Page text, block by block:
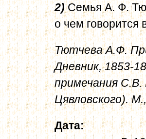
2)Семья А. Ф.
о чем говорится
Тютчева А.Ф.
Дневник, 1853-
примечания
Цявловского).
Дата: